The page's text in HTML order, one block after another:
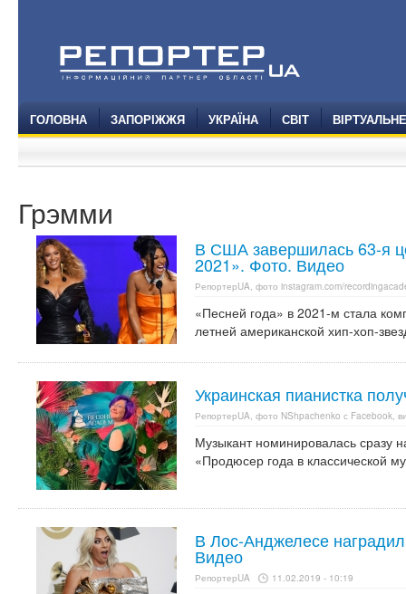
ГОЛОВНА ЗАПОРІЖЖЯ УКРАЇНА СВІТ
Грэмми
В США завершилась 63-я
2021». Фото. Видео
РепортерUA, фото instagram.com/
«Песней года» в 2021-м стала
летней американской хип-хоп-
Украинская пианистка
РепортерUA, фото NShpachenko с Facebook,
Музыкант номинировалась сразу
«Продюсер года в классической
В Лос-Анджелесе
Видео
РепортерUA 11.02.2019 - 10:19